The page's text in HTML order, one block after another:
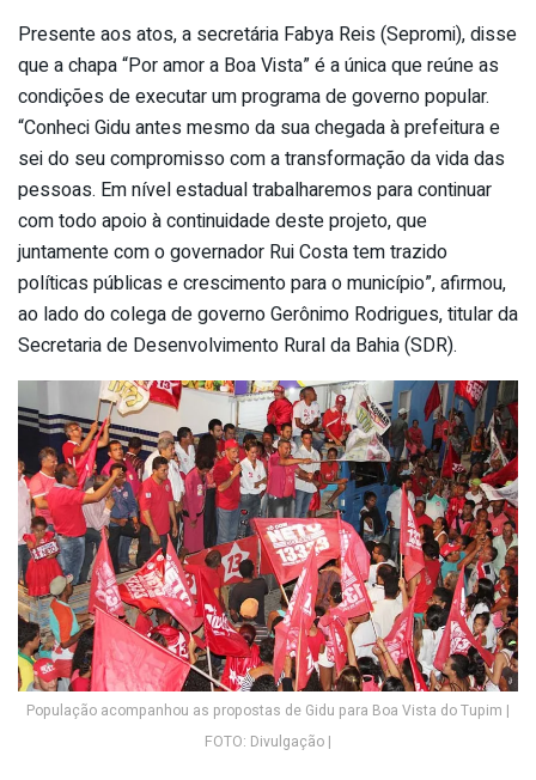
Presente aos atos, a secretária Fabya Reis (Sepromi), disse
que a chapa “Por amor a Boa Vista” é a única que reúne as
condições de executar um programa de governo popular.
“Conheci Gidu antes mesmo da sua chegada à prefeitura e
sei do seu compromisso com a transformação da vida das
pessoas. Em nível estadual trabalharemos para continuar
com todo apoio à continuidade deste projeto, que
juntamente com o governador Rui Costa tem trazido
políticas públicas e crescimento para o município”, afirmou,
ao lado do colega de governo Gerônimo Rodrigues, titular da
Secretaria de Desenvolvimento Rural da Bahia (SDR).
População acompanhou as propostas de Gidu para Boa Vista do Tupim |
FOTO: Divulgação |